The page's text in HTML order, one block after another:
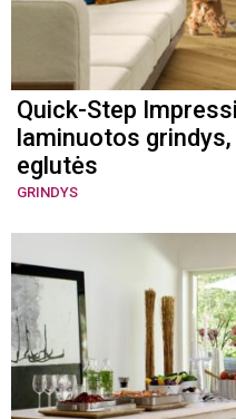
Quick-Step
laminuotos
eglutės
GRINDYS